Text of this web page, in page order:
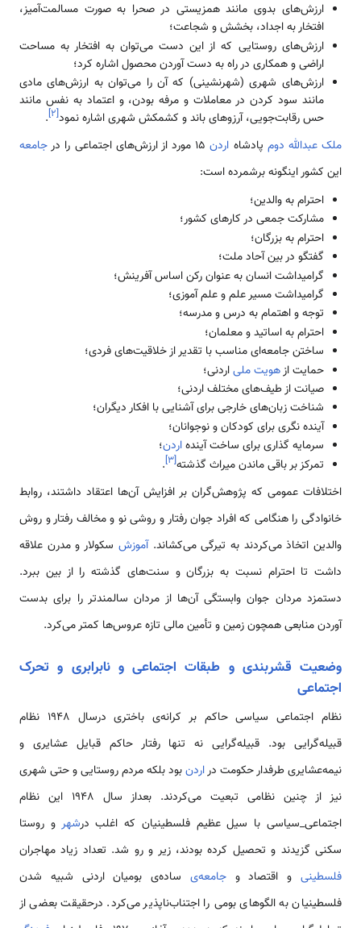
ارزش‌های بدوی مانند همزیستی در صحرا به صورت مسالمت‌آمیز،
افتخار به اجداد، بخشش و شجاعت؛
ارزش‌های روستایی که از این دست می‌توان به افتخار به مساحت
اراضی و همکاری در راه به دست آوردن محصول اشاره کرد؛
ارزش‌های شهری (شهرنشینی) که آن را می‌توان به ارزش‌های مادی
مانند سود کردن در معاملات و مرفه بودن، ‌و اعتماد به نفس مانند
حس رقابت‌جویی، آرزوهای باند و کشمکش شهری اشاره نمود[۲]
.
ملک عبدالله دوم پادشاه اردن15 مورد از ارزش‌های اجتماعی را در
جامعه‌
این کشور اینگونه برشمرده است:
احترام به والدین؛
مشارکت جمعی در کارهای کشور؛
احترام به بزرگان؛
گفتگو در بین آحاد ملت؛
گرامیداشت انسان به عنوان رکن اساس آفرینش؛
گرامیداشت مسیر علم و علم آموزی؛
توجه و اهتمام به درس و مدرسه؛
احترام به اساتید و معلمان؛
ساختن جامعه‌ای مناسب با تقدیر از خلاقیت‌های فردی؛
حمایت ازهویت ملیاردنی؛
صیانت از طیف‌های مختلف اردنی؛
شناخت زبان‌های خارجی برای آشنایی با افکار دیگران؛
آینده نگری برای کودکان و نوجوانان؛
سرمایه گذاری برای ساخت آیندهاردن؛
تمرکز بر باقی ماندن میراث گذشته[۳]
.
اختلافات عمومی‌ که پژوهش‌گران بر افزایش آن‌ها اعتقاد داشتند، روابط
خانوادگی را هنگامی‌ که افراد جوان رفتار و روشی نو و مخالف رفتار و روش
والدین اتخاذ می‌کردند به تیرگی می‌کشاند.آموزش سکولار و مدرن علاقه
داشت تا احترام نسبت به بزرگان و سنت‌های گذشته را از بین ببرد.
دستمزد مردان جوان وابستگی آن‌ها از مردان سالمندتر را برای بدست
آوردن منابعی همچون زمین و تأمین مالی تازه عروس‌ها کمتر می‌کرد.
وضعیت قشربندی و طبقات اجتماعی و نابرابری و تحرک
اجتماعی
نظام اجتماعی سیاسی حاکم بر کرانه‌‌ی باختری درسال 1948 نظام
قبیله‌گرایی بود. قبیله‌گرایی نه تنها رفتار حاکم قبایل عشایری و
نیمه‌عشایری طرفدار حکومت دراردنبود بلکه مردم روستایی و حتی شهری
نیز از چنین نظامی‌ تبعیت می‌کردند. بعداز سال 1948 این نظام
اجتماعی_سیاسی با سیل عظیم فلسطینیان که اغلب درشهر و روستا
سکنی گزیدند و تحصیل کرده بودند، زیر و رو شد. تعداد زیاد مهاجران
فلسطینیو اقتصاد وجامعه‌‌ی ساده‌‌ی بومیان اردنی شبیه شدن
فلسطینیان به الگوهای بومی‌ را اجتناب‌ناپذیر می‌کرد. درحقیقت بعضی از